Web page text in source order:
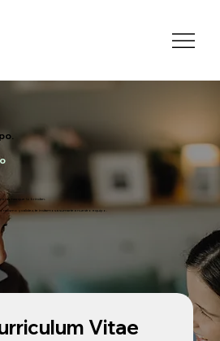
que lo brindan.
y calidez, te invitamos a sumarte a nuestro equipo.
Vitae